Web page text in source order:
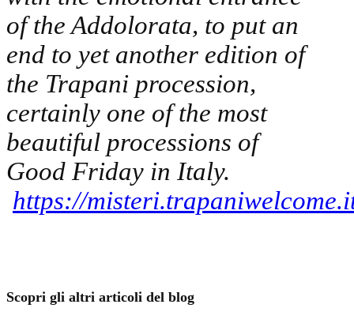
of the Addolorata, to put an
end to yet another edition of
the Trapani procession,
certainly one of the most
beautiful processions of
Good Friday in Italy.
https://
Scopri gli altri articoli del blog